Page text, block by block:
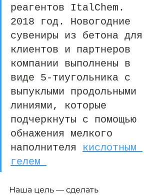
реагентов ItalChem.
2018 год. Новогодние
сувениры из бетона для
клиентов и партнеров
компании выполнены в
виде 5-тиугольника с
выпуклыми продольными
линиями, которые
подчеркнуты с помощью
обнажения мелкого
наполнителя кислотным
гелем
Наша цель — сделать